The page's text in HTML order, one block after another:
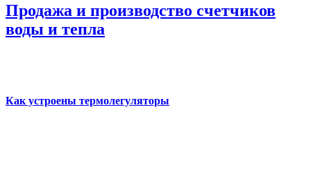
Продажа и производство счетчиков
воды и тепла
Как устроены термолегуляторы